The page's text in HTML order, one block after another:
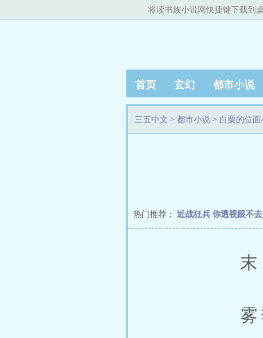
将读书族小说网快捷键下载到
首页 玄幻 都市小说
三五中文 > 都市小说 > 白粟的位面
热门推荐： 近战狂兵 你透视眼不
末日
雾季